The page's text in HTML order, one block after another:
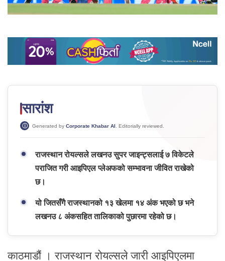
सारांश
Generated by Corporate Khabar AI . Editorially reviewed.
राजस्थान रोयल्सले लखनउ सुपर जाइन्ट्सलाई ७ विकेटले
पराजित गरी आइपिएल प्लेअफको सम्भावना जीवित राखेको
छ।
यो जितसँगै राजस्थानको १३ खेलमा १४ अंक भएको छ भने
लखनउ ८ अंकसहित तालिकाको पुछारमा रहेको छ।
काठमाडौं । राजस्थान रोयल्सले जारी आइपिएलमा